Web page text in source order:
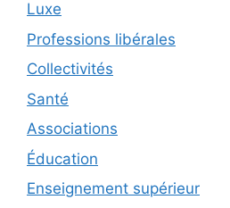
Luxe
Professions libérales
Collectivités
Santé
Associations
Éducation
Enseignement supérieur